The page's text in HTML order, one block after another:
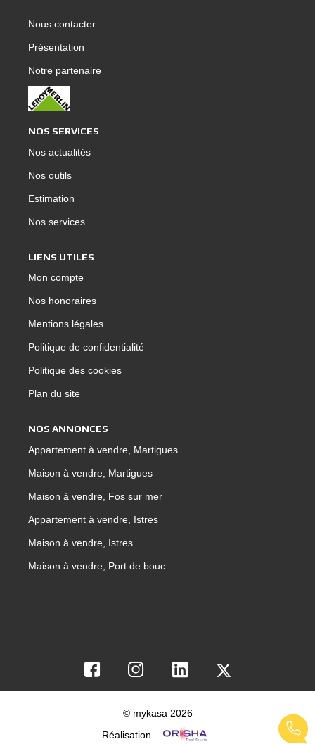
Nous contacter
Présentation
Notre partenaire
NOS SERVICES
Nos actualités
Nos outils
Estimation
Nos services
LIENS UTILES
Mon compte
Nos honoraires
Mentions légales
Politique de confidentialité
Politique des cookies
Plan du site
NOS ANNONCES
Appartement à vendre, Martigues
Maison à vendre, Martigues
Maison à vendre, Fos sur mer
Appartement à vendre, Istres
Maison à vendre, Istres
Maison à vendre, Port de bouc
© mykasa 2026
Réalisation